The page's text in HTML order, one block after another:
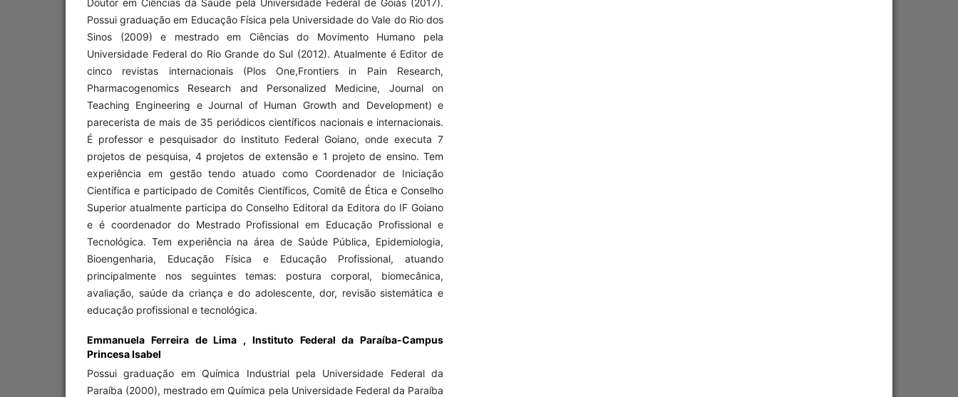
Doutor em Ciências da Saúde pela Universidade Federal de Goiás (2017).
Possui graduação em Educação Física pela Universidade do Vale do Rio dos
Sinos (2009) e mestrado em Ciências do Movimento Humano pela
Universidade Federal do Rio Grande do Sul (2012). Atualmente é Editor de
cinco revistas internacionais (Plos One,Frontiers in Pain Research,
Pharmacogenomics Research and Personalized Medicine, Journal on
Teaching Engineering e Journal of Human Growth and Development) e
parecerista de mais de 35 periódicos científicos nacionais e internacionais.
É professor e pesquisador do Instituto Federal Goiano, onde executa 7
projetos de pesquisa, 4 projetos de extensão e 1 projeto de ensino. Tem
experiência em gestão tendo atuado como Coordenador de Iniciação
Científica e participado de Comitês Científicos, Comitê de Ética e Conselho
Superior atualmente participa do Conselho Editoral da Editora do IF Goiano
e é coordenador do Mestrado Profissional em Educação Profissional e
Tecnológica. Tem experiência na área de Saúde Pública, Epidemiologia,
Bioengenharia, Educação Física e Educação Profissional, atuando
principalmente nos seguintes temas: postura corporal, biomecânica,
avaliação, saúde da criança e do adolescente, dor, revisão sistemática e
educação profissional e tecnológica.
Emmanuela Ferreira de Lima , Instituto Federal da Paraíba-Campus
Princesa Isabel
Possui graduação em Química Industrial pela Universidade Federal da
Paraíba (2000), mestrado em Química pela Universidade Federal da Paraíba